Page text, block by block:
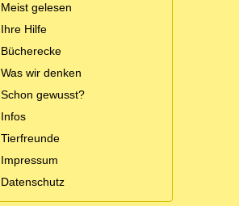
Meist gelesen
Ihre Hilfe
Bücherecke
Was wir denken
Schon gewusst?
Infos
Tierfreunde
Impressum
Datenschutz